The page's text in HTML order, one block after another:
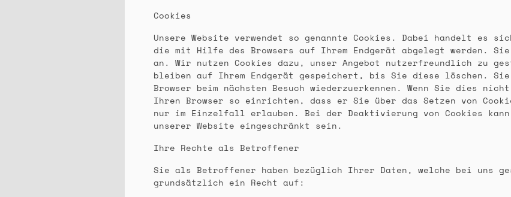
Cookies
Unsere Website verwendet so genannte Cookies. Dabei handelt es
die mit Hilfe des Browsers auf Ihrem Endgerät abgelegt werden.
an. Wir nutzen Cookies dazu, unser Angebot nutzerfreundlich zu
bleiben auf Ihrem Endgerät gespeichert, bis Sie diese löschen.
Browser beim nächsten Besuch wiederzuerkennen. Wenn Sie dies
Ihren Browser so einrichten, dass er Sie über das Setzen von
nur im Einzelfall erlauben. Bei der Deaktivierung von Cookies
unserer Website eingeschränkt sein.
Ihre Rechte als Betroffener
Sie als Betroffener haben bezüglich Ihrer Daten, welche bei uns
grundsätzlich ein Recht auf: